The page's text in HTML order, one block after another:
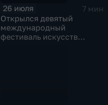
26 июля
7 мин
Открылся девятый
международный
фестиваль искусств